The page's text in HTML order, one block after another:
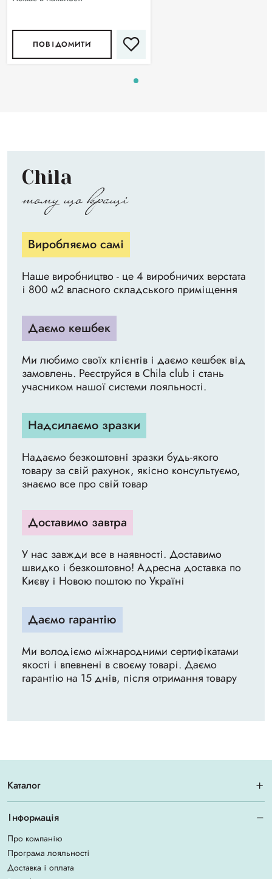
ПОВІДОМИТИ
Chila
тому що кращі
Виробляємо самі
Наше виробництво - це 4 виробничих верстата
і 800 м2 власного складського приміщення
Даємо кешбек
Ми любимо своїх клієнтів і даємо кешбек від
замовлень. Реєструйся в Chila club і стань
учасником нашої системи лояльності.
Надсилаємо зразки
Надаємо безкоштовні зразки будь-якого
товару за свій рахунок, якісно консультуємо,
знаємо все про свій товар
Доставимо завтра
У нас завжди все в наявності. Доставимо
швидко і безкоштовно! Адресна доставка по
Києву і Новою поштою по Україні
Даємо гарантію
Ми володіємо міжнародними сертифікатами
якості і впевнені в своєму товарі. Даємо
гарантію на 15 днів, після отримання товару
Каталог
Інформація
Про компанію
Програма лояльності
Доставка і оплата